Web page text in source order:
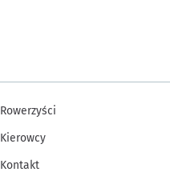
Rowerzyści
Kierowcy
Kontakt